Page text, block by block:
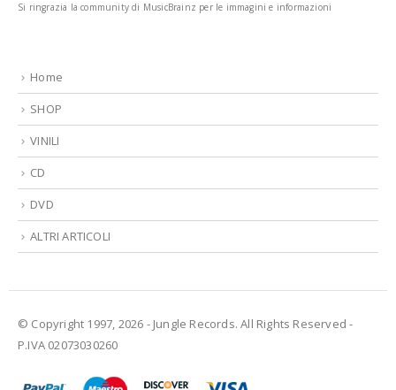
Si ringrazia la community di MusicBrainz per le immagini e informazioni
Home
SHOP
VINILI
CD
DVD
ALTRI ARTICOLI
© Copyright 1997, 2026 - Jungle Records. All Rights Reserved -
P.IVA 02073030260